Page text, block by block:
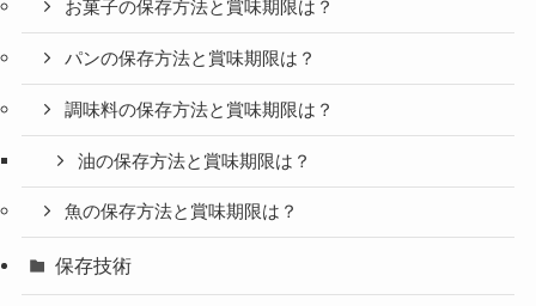
お菓子の保存方法と賞味期限は？
パンの保存方法と賞味期限は？
調味料の保存方法と賞味期限は？
油の保存方法と賞味期限は？
魚の保存方法と賞味期限は？
保存技術